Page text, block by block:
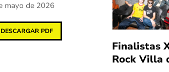
mayo de 2026
DESCARGAR PDF
Finalistas
Rock Villa